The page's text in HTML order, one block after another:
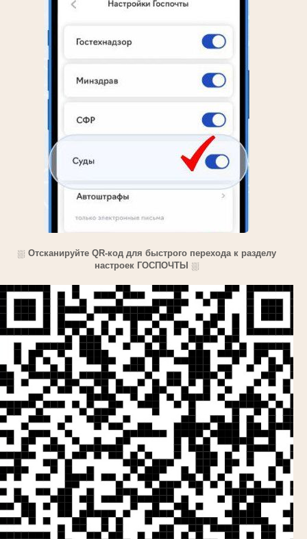
⛆ Отсканируйте QR-код для быстрого перехода к разделу
настроек ГОСПОЧТЫ
⛆